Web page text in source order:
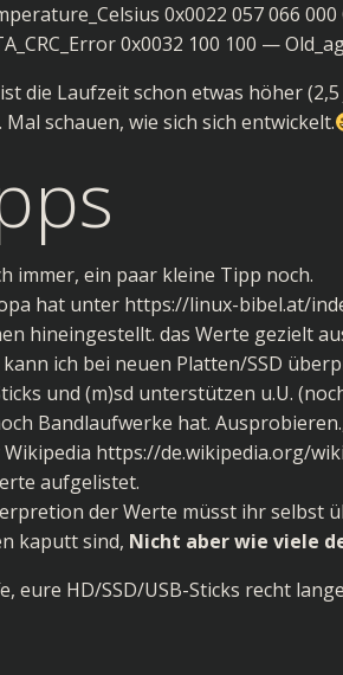
0x0022 057 066
0x0032 100 100 —
die Laufzeit schon etwas höher
Mal schauen, wie sich sich entwickelt.
immer, ein paar kleine Tipp noch.
hat unter https://linux-bibel.at/
hineingestellt. das Werte gezielt
kann ich bei neuen Platten/SSD
und (m)sd unterstützen u.U.
Bandlaufwerke hat.
https://de.wikipedia.org/
aufgelistet.
der Werte müsst ihr selbst
kaputt sind, Nicht aber wie viele
eure HD/SSD/USB-Sticks recht